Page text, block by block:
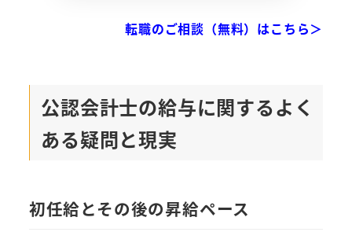
転職のご相談（無料）はこちら＞
公認会計士の給与に関するよく
ある疑問と現実
初任給とその後の昇給ペース